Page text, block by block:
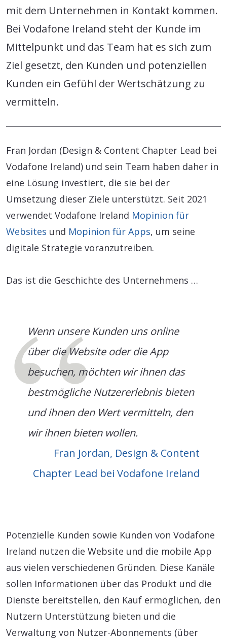
mit dem Unternehmen in Kontakt kommen.
Bei Vodafone Ireland steht der Kunde im
Mittelpunkt und das Team hat es sich zum
Ziel gesetzt, den Kunden und potenziellen
Kunden ein Gefühl der Wertschätzung zu
vermitteln.
Fran Jordan (Design & Content Chapter Lead bei
Vodafone Ireland) und sein Team haben daher in
eine Lösung investiert, die sie bei der
Umsetzung dieser Ziele unterstützt. Seit 2021
verwendet Vodafone Ireland Mopinion für
Websites und Mopinion für Apps, um seine
digitale Strategie voranzutreiben.
Das ist die Geschichte des Unternehmens …
Wenn unsere Kunden uns online
über die Website oder die App
besuchen, möchten wir ihnen das
bestmögliche Nutzererlebnis bieten
und ihnen den Wert vermitteln, den
wir ihnen bieten wollen.
Fran Jordan, Design & Content
Chapter Lead bei Vodafone Ireland
Potenzielle Kunden sowie Kunden von Vodafone
Ireland nutzen die Website und die mobile App
aus vielen verschiedenen Gründen. Diese Kanäle
sollen Informationen über das Produkt und die
Dienste bereitstellen, den Kauf ermöglichen, den
Nutzern Unterstützung bieten und die
Verwaltung von Nutzer-Abonnements (über